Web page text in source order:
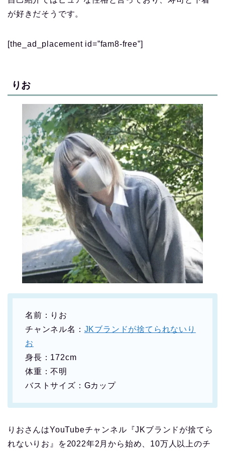
が好きだそうです。
[the_ad_placement id=”fam8-free”]
りお
名前：りお
チャンネル名： JKブランドが捨てられないり
お
身長：172cm
体重：不明
バストサイズ：Gカップ
りおさんはYouTubeチャンネル『JKブランドが捨てら
れないりお』を2022年2月から始め、10万人以上のチ